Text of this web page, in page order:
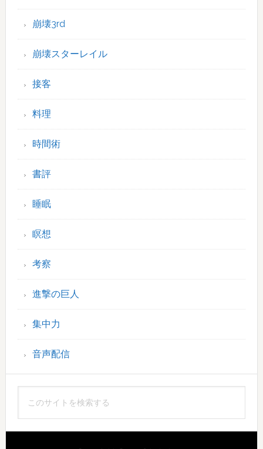
崩壊3rd
崩壊スターレイル
接客
料理
時間術
書評
睡眠
瞑想
考察
進撃の巨人
集中力
音声配信